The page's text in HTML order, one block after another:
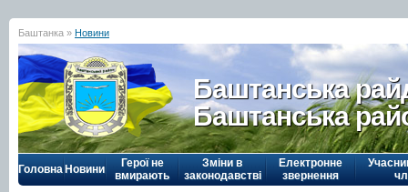
Баштанка » Новини
Баштанська
Баштанська
Головна Новини
Герої не
вмирають
Зміни в
законодавстві
Електронне
звернення